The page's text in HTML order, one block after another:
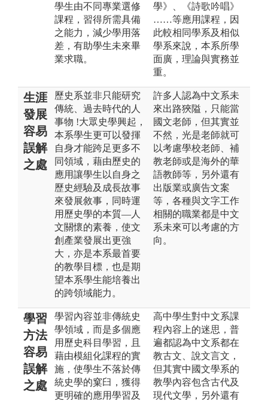
學生由不同專業選修
課程，習得所需具備
之能力，減少學用落
差，有助學生未來畢
業求職。
學》、《詩歌吟唱》
……等應用課程，因
此較相同學系及相似
學系來說，本系所學
面廣，理論與實務並
重。
生涯
發展
容易
誤解
之處
歷史系並非只能研究
傳統、過去時代的人
事物 !大眾史學興起，
本系學生更可以發揮
自身才能跨足更多不
同領域，藉由歷史的
應用讓學生以自身之
歷史經驗及成長故事
來發展敘事，同時運
用歷史學的本質—人
文關懷的素養，使文
創產業發展出更強
大，亦是本系最首要
的教學目標，也是期
望本系學生能培養出
的跨領域能力。
許多人認為中文系未
來出路狹隘，只能當
國文老師，但其實並
不然，光是老師就可
以考慮學校老師、補
教老師或是海外的華
語教師等，另外還有
出版業或廣告文案
等，各種與文字工作
相關的職業都是中文
系未來可以考慮的方
向。
學習
方法
容易
誤解
之處
學習內容並非傳統史
學領域，而是多個應
用歷史科目學習，且
藉由模組化課程的實
施，使學生不落於傳
統史學的窠臼，獲得
更明確的應用學習及
高中學生對中文系課
程內容上的迷思，普
遍都認為中文系都在
教古文、說文言文，
但其實中國文學系的
教學內容包含古代及
現代文學，另外還有